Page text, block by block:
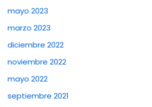
mayo 2023
marzo 2023
diciembre 2022
noviembre 2022
mayo 2022
septiembre 2021